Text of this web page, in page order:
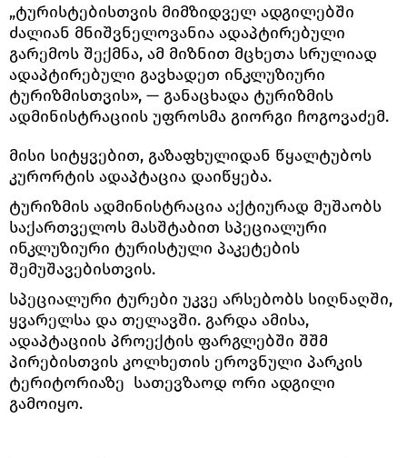
„ტურისტებისთვის მიმზიდველ ადგილებში
ძალიან მნიშვნელოვანია ადაპტირებული
გარემოს შექმნა, ამ მიზნით მცხეთა სრულიად
ადაპტირებული გავხადეთ ინკლუზიური
ტურიზმისთვის», — განაცხადა ტურიზმის
ადმინისტრაციის უფროსმა გიორგი ჩოგოვაძემ.
მისი სიტყვებით, გაზაფხულიდან წყალტუბოს
კურორტის ადაპტაცია დაიწყება.
ტურიზმის ადმინისტრაცია აქტიურად მუშაობს
საქართველოს მასშტაბით სპეციალური
ინკლუზიური ტურისტული პაკეტების
შემუშავებისთვის.
სპეციალური ტურები უკვე არსებობს სიღნაღში,
ყვარელსა და თელავში. გარდა ამისა,
ადაპტაციის პროექტის ფარგლებში შშმ
პირებისთვის კოლხეთის ეროვნული პარკის
ტერიტორიაზე სათევზაოდ ორი ადგილი
გამოიყო.